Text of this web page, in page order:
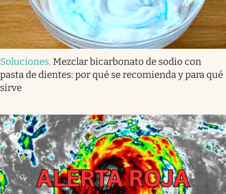
Soluciones. Mezclar bicarbonato de sodio con
pasta de dientes: por qué se recomienda y para qué
sirve